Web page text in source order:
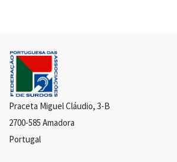
Praceta Miguel Cláudio, 3-B
2700-585 Amadora
Portugal